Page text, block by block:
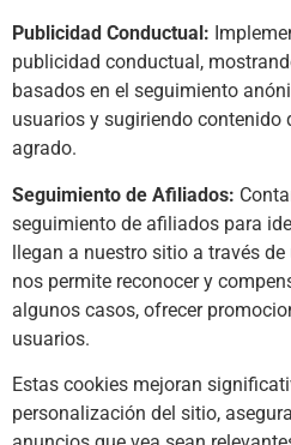
Publicidad Conductual:
publicidad conductual,
basados en el seguimiento
usuarios y sugiriendo contenido
agrado.
Seguimiento de Afiliados:
seguimiento de afiliados para
llegan a nuestro sitio a través
nos permite reconocer y
algunos casos, ofrecer
usuarios.
Estas cookies mejoran
personalización del sitio,